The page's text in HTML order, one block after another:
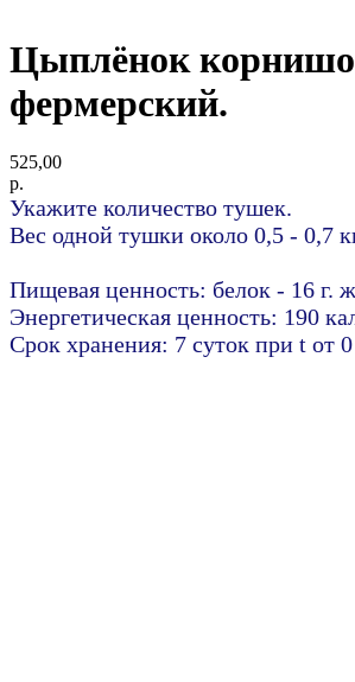
Цыплёнок
фермерский.
525,00
р.
Укажите количество тушек.
Вес одной тушки около 0,5 - 0,7
Пищевая ценность: белок - 16 г.
Энергетическая ценность: 190
Срок хранения: 7 суток при t от 0